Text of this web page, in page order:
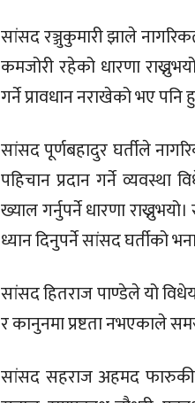
सांसद रञ्जुकुमारी झाले
कमजोरी रहेको धारणा
गर्ने प्रावधान नराखेको भए पनि
सांसद पूर्णबहादुर घर्तीले
पहिचान प्रदान गर्ने
ख्याल गर्नुपर्ने धारणा राख्नुभयो।
ध्यान दिनुपर्ने सांसद घर्तीको
सांसद हितराज पाण्डेले यो
र कानुनमा प्रष्टता नभएकाले
सांसद सहराज अहमद फारुकी,